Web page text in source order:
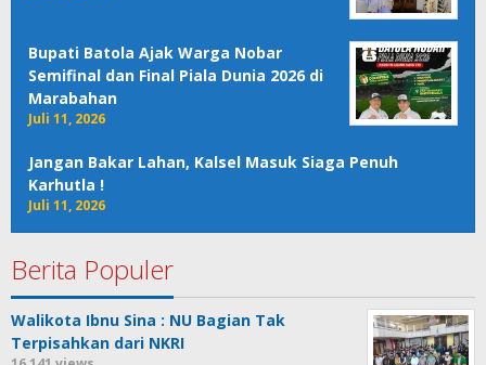
Bupati Batola Ajak Warga Nobar
Semifinal dan Final Piala Dunia 2026 di
Marabahan
Juli 11, 2026
Jangan Bakar Lahan, Kalsel Masuk Siaga Penuh
Karhutla !
Juli 11, 2026
Berita Populer
Walikota Ibnu Sina : NU Bagian Tak
Terpisahkan dari NKRI